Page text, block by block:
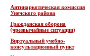
Антинаркотическая комиссия
Унечского района
Гражданская оборона
(чрезвычайные ситуации)
Виртуальный учебно-
консультационный пункт